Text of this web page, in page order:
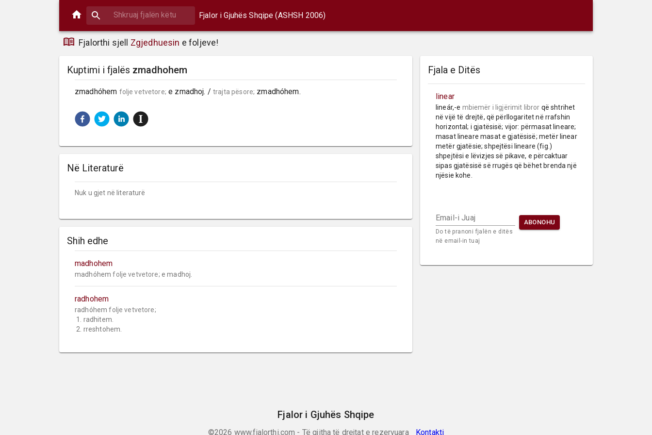
Fjalor i Gjuhës Shqipe (ASHSH 2006)
Fjalorthi sjell Zgjedhuesin e foljeve!
Kuptimi i fjalës zmadhohem
zmadhóhem folje vetvetore; e zmadhoj. / trajta pësore; zmadhóhem.
Në Literaturë
Nuk u gjet në literaturë
Shih edhe
madhohem
madhóhem folje vetvetore; e madhoj.
radhohem
radhóhem folje vetvetore;
2. rreshtohem.
Fjala e Ditës
linear
lineár,-e mbiemër i ligjërimit libror që shtrihet
në vijë të drejtë, që përllogaritet në rrafshin
horizontal; i gjatësisë; vijor: përmasat lineare;
masat lineare masat e gjatësisë; metër linear
metër gjatësie; shpejtësi lineare (fig.)
shpejtësi e lëvizjes së pikave, e përcaktuar
sipas gjatësisë së rrugës që bëhet brenda një
njësie kohe.
Email-i Juaj
Do të pranoni fjalën e ditës
në email-in tuaj
ABONOHU
Fjalor i Gjuhës Shqipe
©2026 www.fjalorthi.com - Të gjitha të drejtat e rezervuara Kontakti